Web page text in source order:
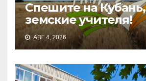
Спешите на Кубань,
земские учителя!
АВГ 4, 2026